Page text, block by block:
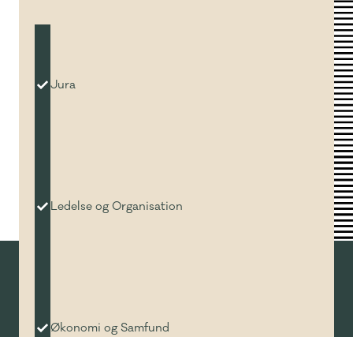
Jura
Ledelse og Organisation
Økonomi og Samfund